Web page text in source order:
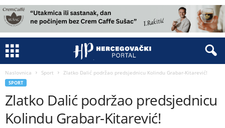
Naslovnica Sport Zlatko Dalić podržao predsjednicu Kolindu Grabar-Kitarević!
SPORT
Zlatko Dalić podržao predsjednicu
Kolindu Grabar-Kitarević!